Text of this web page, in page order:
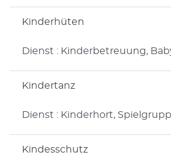
Kinderhüten
Dienst : Kinderbetreuung,
Kindertanz
Dienst : Kinderhort,
Kindesschutz